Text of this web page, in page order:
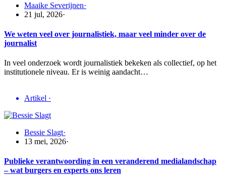
Maaike Severijnen·
21 jul, 2026·
We weten veel over journalistiek, maar veel minder over de
journalist
In veel onderzoek wordt journalistiek bekeken als collectief, op het
institutionele niveau. Er is weinig aandacht…
Artikel ·
Bessie Slagt·
13 mei, 2026·
Publieke verantwoording in een veranderend medialandschap
– wat burgers en experts ons leren